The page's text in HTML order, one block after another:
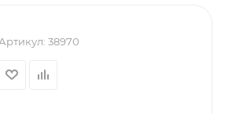
Артикул: 38970